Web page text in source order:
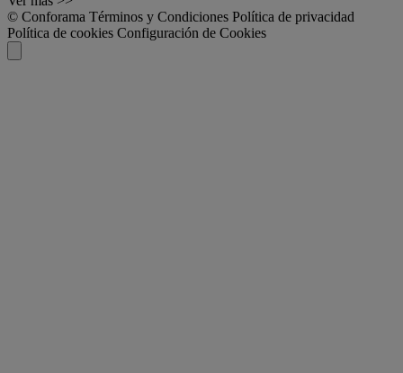
© Conforama Términos y Condiciones Política de privacidad
Política de cookies Configuración de Cookies